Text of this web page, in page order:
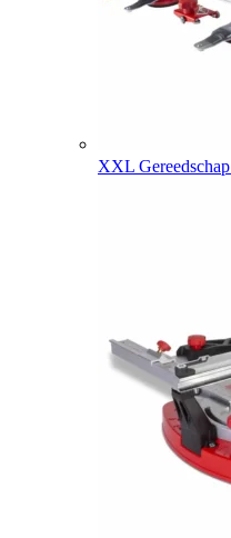
XXL Gereedschap